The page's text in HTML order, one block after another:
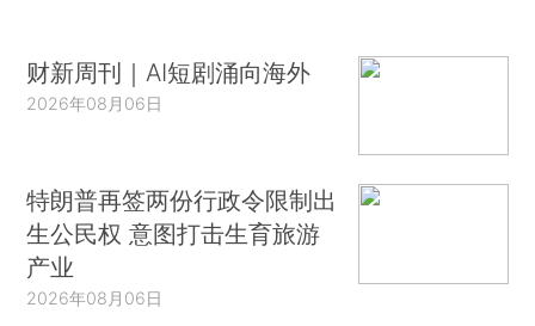
财新周刊｜AI短剧涌向海外
2026年08月06日
特朗普再签两份行政令限制出
生公民权 意图打击生育旅游
产业
2026年08月06日